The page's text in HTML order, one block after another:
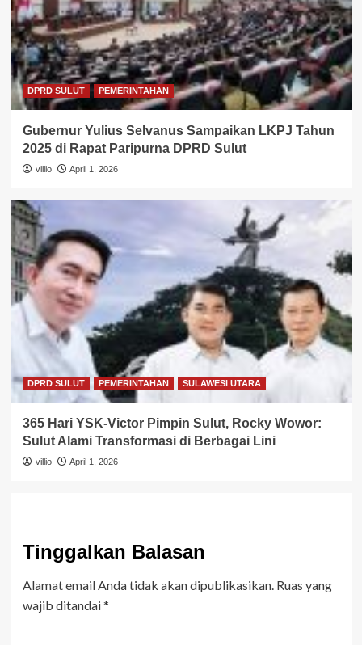
DPRD SULUT PEMERINTAHAN
Gubernur Yulius Selvanus Sampaikan LKPJ Tahun
2025 di Rapat Paripurna DPRD Sulut
villio April 1, 2026
DPRD SULUT PEMERINTAHAN SULAWESI UTARA
365 Hari YSK-Victor Pimpin Sulut, Rocky Wowor:
Sulut Alami Transformasi di Berbagai Lini
villio April 1, 2026
Tinggalkan Balasan
Alamat email Anda tidak akan dipublikasikan. Ruas yang
wajib ditandai*